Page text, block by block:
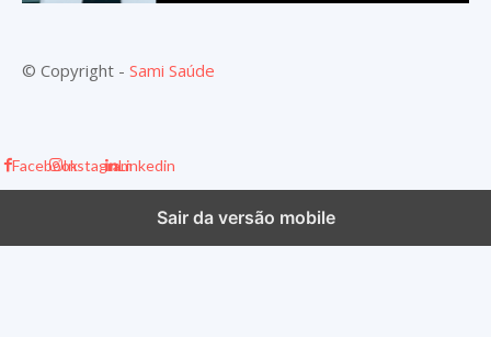
© Copyright - Sami Saúde
FacebookInstagramLinkedin
Sair da versão mobile